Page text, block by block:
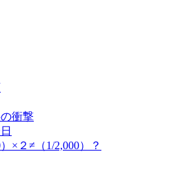
衝撃
）×２≠（1/2,000）？